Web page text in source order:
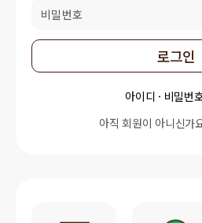
로그인
아이디 · 비밀번
아직 회원이 아니신가